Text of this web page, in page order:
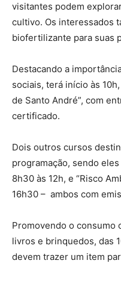
visitantes podem
cultivo. Os interessados
biofertilizante para suas
Destacando a
sociais, terá início às
de Santo André”, com
certificado.
Dois outros cursos
programação, sendo eles
8h30 às 12h, e “Risco
16h30 – ambos com
Promovendo o consumo
livros e brinquedos, das
devem trazer um item